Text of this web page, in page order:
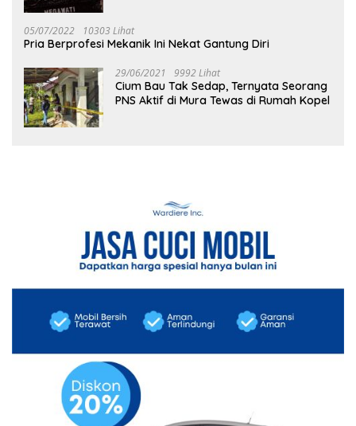
05/07/2022 10303 Lihat
Pria Berprofesi Mekanik Ini Nekat Gantung Diri
29/06/2021 9992 Lihat
Cium Bau Tak Sedap, Ternyata Seorang
PNS Aktif di Mura Tewas di Rumah Kopel